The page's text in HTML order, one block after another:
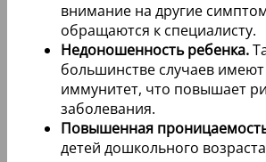
внимание на другие
обращаются к специалисту.
Недоношенность ребенка.
большинстве случаев
иммунитет, что повышает
заболевания.
Повышенная
детей дошкольного